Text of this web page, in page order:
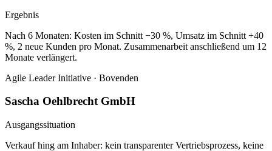
Ergebnis
Nach 6 Monaten: Kosten im Schnitt −30 %, Umsatz im Schnitt +40
%, 2 neue Kunden pro Monat. Zusammenarbeit anschließend um 12
Monate verlängert.
Agile Leader Initiative · Bovenden
Sascha Oehlbrecht GmbH
Ausgangssituation
Verkauf hing am Inhaber: kein transparenter Vertriebsprozess, keine